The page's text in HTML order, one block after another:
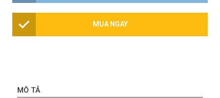
MUA NGAY
MÔ TẢ